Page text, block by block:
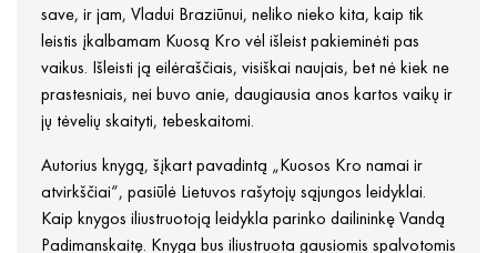
save, ir jam, Vladui Braziūnui, neliko nieko kita, kaip tik
leistis įkalbamam Kuosą Kro vėl išleist pakieminėti pas
vaikus. Išleisti ją eilėraščiais, visiškai naujais, bet nė kiek ne
prastesniais, nei buvo anie, daugiausia anos kartos vaikų ir
jų tėvelių skaityti, tebeskaitomi.
Autorius knygą, šįkart pavadintą „Kuosos Kro namai ir
atvirkščiai“, pasiūlė Lietuvos rašytojų sąjungos leidyklai.
Kaip knygos iliustruotoją leidykla parinko dailininkę Vandą
Padimanskaitę. Knyga bus iliustruota gausiomis spalvotomis